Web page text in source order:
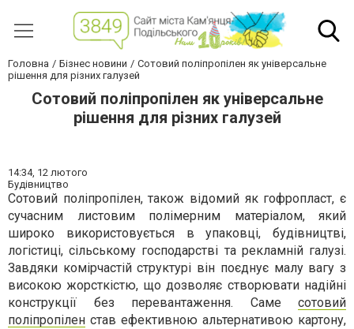
Головна Бізнес новини
Сотовий поліпропілен як універсальне
рішення для різних галузей
Сотовий поліпропілен як універсальне
рішення для різних галузей
14:34, 12 лютого
Будівництво
Сотовий поліпропілен, також відомий як гофропласт, є
сучасним листовим полімерним матеріалом, який
широко використовується в упаковці, будівництві,
логістиці, сільському господарстві та рекламній галузі.
Завдяки комірчастій структурі він поєднує малу вагу з
високою жорсткістю, що дозволяє створювати надійні
конструкції без перевантаження. Саме сотовий
поліпропілен став ефективною альтернативою картону,